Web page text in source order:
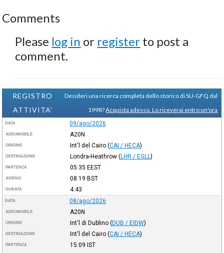
Comments
Please log in or register to post a
comment.
REGISTRO
ATTIVITA'
Desideri una ricerca completa dello storico di SU-GFQ dal
1998?Acquista adesso. Lo riceverai entro un'ora
DATA 09/ago/2026
AEROMOBILE A20N
ORIGINE Int'l del Cairo (CAI / HECA)
DESTINAZIONE Londra-Heathrow (LHR / EGLL )
PARTENZA 05:35 EEST
ARRIVO 08:19 BST
DURATA 4:43
DATA 08/ago/2026
AEROMOBILE A20N
ORIGINE Int'l di Dublino (DUB / EIDW)
DESTINAZIONE Int'l del Cairo (CAI / HECA)
PARTENZA 15:09 IST